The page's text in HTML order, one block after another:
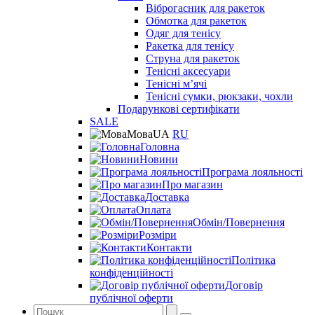
Віброгасник для ракеток
Обмотка для ракеток
Одяг для тенісу
Ракетка для тенісу
Струна для ракеток
Тенісні аксесуари
Тенісні мʼячі
Тенісні сумки, рюкзаки, чохли
Подарункові сертифікати
SALE
МоваUA RU
Головна
Новини
Програма лояльності
Про магазин
Доставка
Оплата
Обмін/Повернення
Розміри
Контакти
Політика
конфіденційності
Договір
публічної оферти